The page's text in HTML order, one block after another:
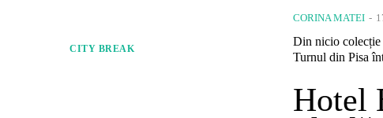
CITY BREAK
CORINA MATEI -
Din nicio colecție
Turnul din Pisa
Hotel